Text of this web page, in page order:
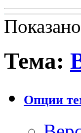
Тема:
Опции